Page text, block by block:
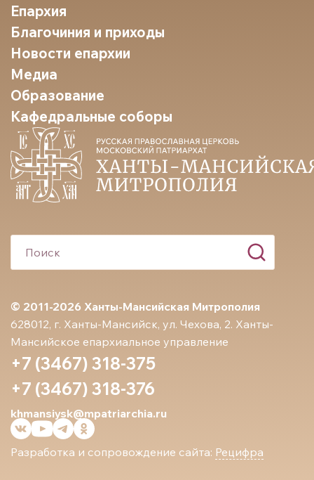
© 2011-2026 Ханты-Мансийская Митрополия
628012, г. Ханты-Мансийск, ул. Чехова, 2. Ханты-
Мансийское епархиальное управление
+7 (3467) 318-375
+7 (3467) 318-376
khmansiysk@mpatriarchia.ru
Разработка и сопровождение сайта: Рецифра
Епархия
Благочиния и приходы
Новости епархии
Медиа
Образование
Кафедральные соборы